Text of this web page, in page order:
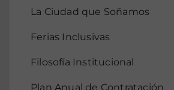
La Ciudad que Soñamos
Ferias Inclusivas
Filosofía Institucional
Plan Anual de Contratación